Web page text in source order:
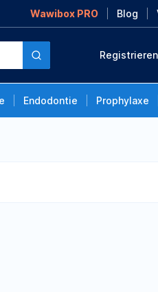
Wawibox PRO Blog
Endodontie Prophylaxe